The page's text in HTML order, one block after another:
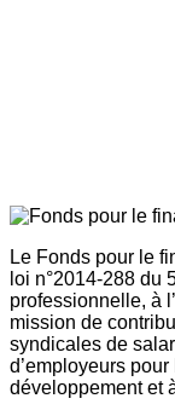
Le Fonds pour le
loi n°2014-288 du
professionnelle, à
mission de
syndicales de
d’employeurs
développement et